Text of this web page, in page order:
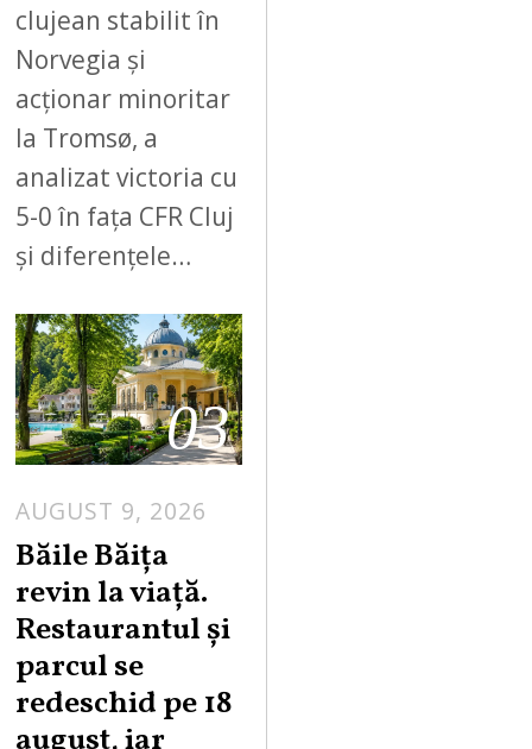
clujean stabilit în
Norvegia și
acționar minoritar
la Tromsø, a
analizat victoria cu
5-0 în fața CFR Cluj
și diferențele…
03
AUGUST 9, 2026
S
9
Băile Băița
revin la viață.
Restaurantul și
parcul se
redeschid pe 18